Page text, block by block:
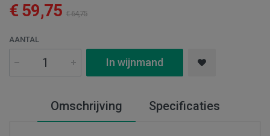
€ 59,75 € 64,75
AANTAL
In wijnmand
Omschrijving Specificaties